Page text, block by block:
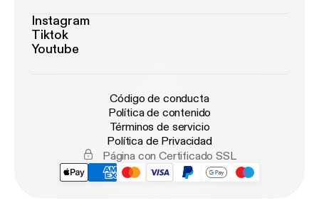
Instagram
Tiktok
Youtube
Código de conducta
Política de contenido
Términos de servicio
Política de Privacidad
Página con Certificado SSL